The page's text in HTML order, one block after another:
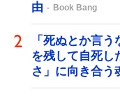
由 Book Bang
「死ぬとか言
を残して自死
さ」に向き合う